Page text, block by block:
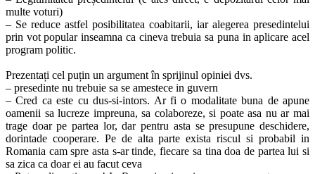
multe voturi)
– Se reduce astfel posibilitatea coabitarii, iar alegerea presedintelui
prin vot popular inseamna ca cineva trebuia sa puna in aplicare acel
program politic.
Prezentați cel puțin un argument în sprijinul opiniei dvs.
– presedinte nu trebuie sa se amestece in guvern
– Cred ca este cu dus-si-intors. Ar fi o modalitate buna de apune
oamenii sa lucreze impreuna, sa colaboreze, si poate asa nu ar mai
trage doar pe partea lor, dar pentru asta se presupune deschidere,
dorintade cooperare. Pe de alta parte exista riscul si probabil in
Romania cam spre asta s-ar tinde, fiecare sa tina doa de partea lui si
sa zica ca doar ei au facut ceva